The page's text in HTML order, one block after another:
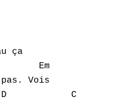
ça
Em
Vois
C